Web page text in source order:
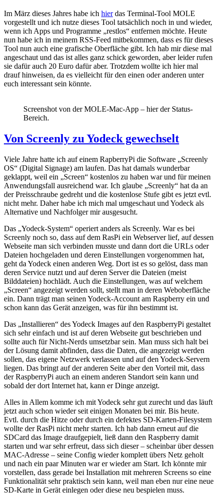
Im März dieses Jahres habe ich hierdas Terminal-Tool MOLE
vorgestellt und ich nutze dieses Tool tatsächlich noch in und wieder,
wenn ich Apps und Programme „restlos“ entfernen möchte. Heute
nun habe ich in meinem RSS-Feed mitbekommen, dass es für dieses
Tool nun auch eine grafische Oberfläche gibt. Ich hab mir diese mal
angeschaut und das ist alles ganz schick geworden, aber leider rufen
sie dafür auch 20 Euro dafür aber. Trotzdem wollte ich hier mal
drauf hinweisen, da es vielleicht für den einen oder anderen unter
euch interessant sein könnte.
Screenshot von der MOLE-Mac-App – hier der Status-
Bereich.
Von Screenly zu Yodeck gewechselt
Viele Jahre hatte ich auf einem RapberryPi die Software „Screenly
OS“ (Digital Signage) am laufen. Das hat damals wunderbar
geklappt, weil ein „Screen“ kostenlos zu haben war und für meinen
Anwendungsfall ausreichend war. Ich glaube „Screenly“ hat da an
der Preisschraube gedreht und die kostenlose Stufe gibt es jetzt evtl.
nicht mehr. Daher habe ich mich mal umgeschaut und Yodeck als
Alternative und Nachfolger mir ausgesucht.
Das „Yodeck-System“ operiert anders als Screenly. War es bei
Screenly noch so, dass auf dem RasPi ein Webserver lief, auf dessen
Webseite man sich verbinden musste und dann dort die URLs oder
Dateien hochgeladen und deren Einstellungen vorgenommen hat,
geht da Yodeck einen anderen Weg. Dort ist es so gelöst, dass man
deren Service nutzt und auf deren Server die Dateien (meist
Bilddateien) hochlädt. Auch die Einstellungen, was auf welchem
„Screen“ angezeigt werden sollt, stellt man in deren Weboberfläche
ein. Dann trägt man seinen Yodeck-Account am Raspberry ein und
schon kann das Gerät anzeigen, was für ihn bestimmt ist.
Das „Installieren“ des Yodeck Images auf den RaspberryPi gestaltet
sich sehr einfach und ist auf deren Webseite gut beschrieben und
sollte auch für Nicht-Nerds umsetzbar sein. Man muss sich halt bei
der Lösung damit abfinden, dass die Daten, die angezeigt werden
sollen, das eigene Netzwerk verlassen und auf den Yodeck-Servern
liegen. Das bringt auf der anderen Seite aber den Vorteil mit, dass
der RaspberryPi auch an einem anderen Standort sein kann und
sobald der dort Internet hat, kann er Dinge anzeigt.
Alles in Allem komme ich mit Yodeck sehr gut zurecht und das läuft
jetzt auch schon wieder seit einigen Monaten bei mir. Bis heute.
Evtl. durch die Hitze oder durch ein defektes SD-Karten-Filesystem
wollte der RasPi nicht mehr starten. Ich hab dann erneut auf die
SDCard das Image draufgepielt, ließ dann den Raspberry damit
starten und war sehr erfreut, dass sich dieser – scheinbar über dessen
MAC-Adresse – seine Config wieder komplett übers Netz geholt
und nach ein paar Minuten war er wieder am Start. Ich könnte mir
vorstellen, dass gerade bei Installation mit mehreren Screens so eine
Funktionalität sehr praktisch sein kann, weil man eben nur eine neue
SD-Karte in Gerät einlegen oder diese neu bespielen muss.